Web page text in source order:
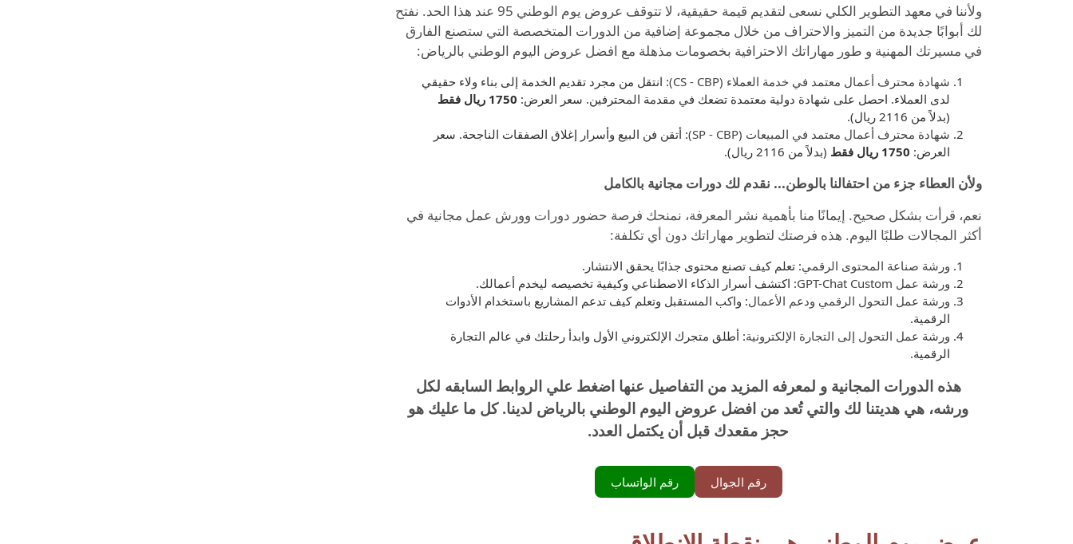
ولأننا في معهد التطوير الكلي نسعى لتقديم قيمة حقيقية، لا تتوقف عروض يوم الوطني 95 عند هذا الحد. نفتح
لك أبوابًا جديدة من التميز والاحتراف من خلال مجموعة إضافية من الدورات المتخصصة التي ستصنع الفارق
في مسيرتك المهنية و طور مهاراتك الاحترافية بخصومات مذهلة مع افضل عروض اليوم الوطني بالرياض:
شهادة محترف أعمال معتمد في خدمة العملاء (CS - CBP)
: انتقل من مجرد تقديم الخدمة إلى بناء ولاء حقيقي
لدى العملاء. احصل على شهادة دولية معتمدة تضعك في مقدمة المحترفين. سعر العرض:
(بدلاً من 2116 ريال).
شهادة محترف أعمال معتمد في المبيعات (SP - CBP)
: أتقن فن البيع وأسرار إغلاق الصفقات الناجحة. سعر
العرض: 1750 ريال فقط (بدلاً من 2116 ريال).
ولأن العطاء جزء من احتفالنا بالوطن... نقدم لك دورات مجانية بالكامل
نعم، قرأت بشكل صحيح. إيمانًا منا بأهمية نشر المعرفة، نمنحك فرصة حضور دورات وورش عمل مجانية في
أكثر المجالات طلبًا اليوم. هذه فرصتك لتطوير مهاراتك دون أي تكلفة:
ورشة صناعة المحتوى الرقمي: تعلم كيف تصنع محتوى جذابًا يحقق الانتشار.
ورشة عمل GPT-Chat Custom
: اكتشف أسرار الذكاء الاصطناعي وكيفية تخصيصه ليخدم أعمالك.
ورشة عمل التحول الرقمي ودعم الأعمال: واكب المستقبل وتعلم كيف تدعم المشاريع باستخدام الأدوات
الرقمية.
ورشة عمل التحول إلى التجارة الإلكترونية: أطلق متجرك الإلكتروني الأول وابدأ رحلتك في عالم التجارة
الرقمية.
هذه الدورات المجانية و لمعرفه المزيد من التفاصيل عنها اضغط علي الروابط السابقه لكل
ورشه، هي هديتنا لك والتي تُعد من افضل عروض اليوم الوطني بالرياض لدينا. كل ما عليك هو
حجز مقعدك قبل أن يكتمل العدد.
رقم الجوال رقم الواتساب